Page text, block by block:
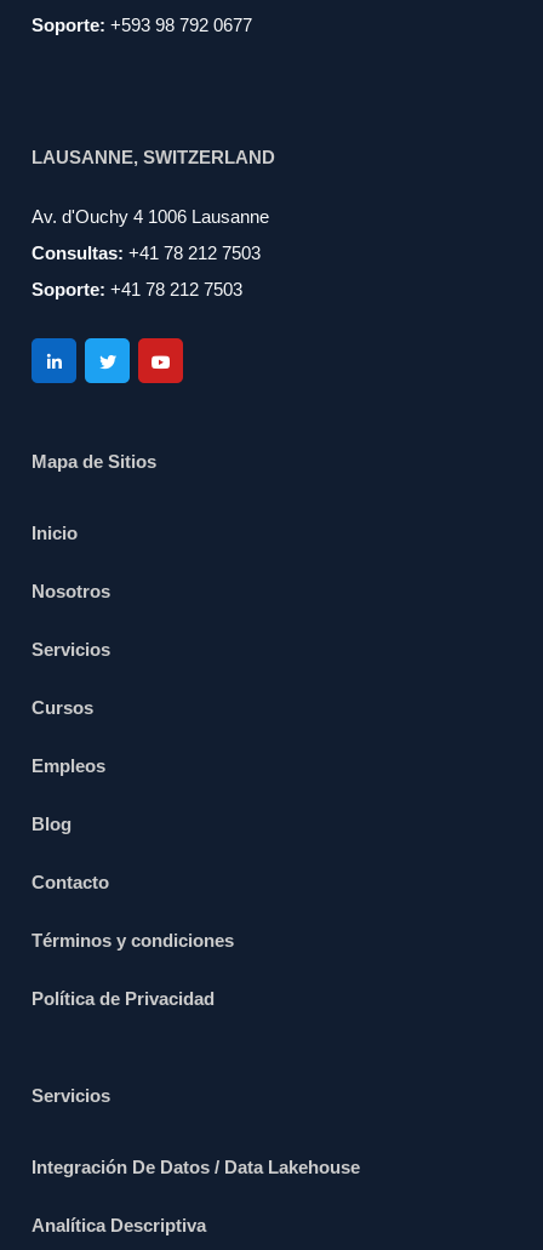
Soporte: +593 98 792 0677
LAUSANNE, SWITZERLAND
Av. d'Ouchy 4 1006 Lausanne
Consultas: +41 78 212 7503
Soporte: +41 78 212 7503
Mapa de Sitios
Inicio
Nosotros
Servicios
Cursos
Empleos
Blog
Contacto
Términos y condiciones
Política de Privacidad
Servicios
Integración De Datos / Data Lakehouse
Analítica Descriptiva